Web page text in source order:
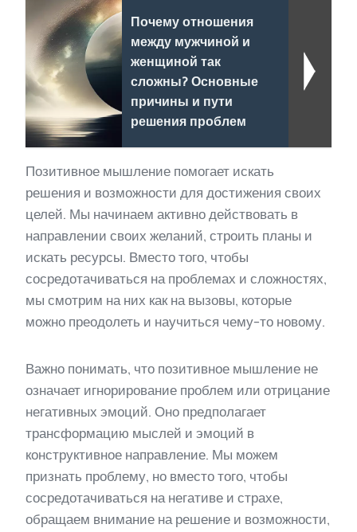
Почему отношения
между мужчиной и
женщиной так
сложны? Основные
причины и пути
решения проблем
Позитивное мышление помогает искать
решения и возможности для достижения своих
целей. Мы начинаем активно действовать в
направлении своих желаний, строить планы и
искать ресурсы. Вместо того, чтобы
сосредотачиваться на проблемах и сложностях,
мы смотрим на них как на вызовы, которые
можно преодолеть и научиться чему-то новому.
Важно понимать, что позитивное мышление не
означает игнорирование проблем или отрицание
негативных эмоций. Оно предполагает
трансформацию мыслей и эмоций в
конструктивное направление. Мы можем
признать проблему, но вместо того, чтобы
сосредотачиваться на негативе и страхе,
обращаем внимание на решение и возможности,